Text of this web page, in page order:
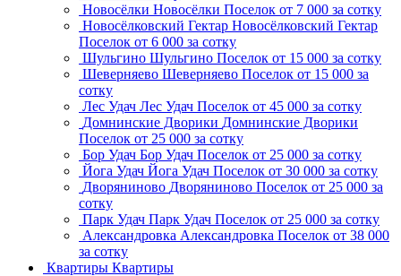
Новосёлки Новосёлки Поселок от 7 000 за сотку
Новосёлковский Гектар Новосёлковский Гектар
Поселок от 6 000 за сотку
Шульгино Шульгино Поселок от 15 000 за сотку
Шеверняево Шеверняево Поселок от 15 000 за
сотку
Лес Удач Лес Удач Поселок от 45 000 за сотку
Домнинские Дворики Домнинские Дворики
Поселок от 25 000 за сотку
Бор Удач Бор Удач Поселок от 25 000 за сотку
Йога Удач Йога Удач Поселок от 30 000 за сотку
Дворяниново Дворяниново Поселок от 25 000 за
сотку
Парк Удач Парк Удач Поселок от 25 000 за сотку
Александровка Александровка Поселок от 38 000
за сотку
Квартиры Квартиры